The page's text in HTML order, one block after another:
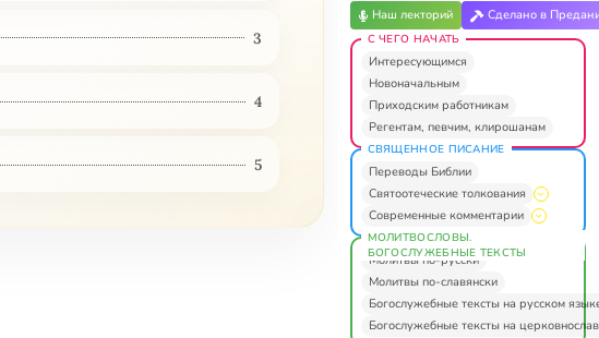
3
4
5
Наш лекторий Сделано в
С ЧЕГО НАЧАТЬ
Интересующимся
Новоначальным
Приходским работникам
Регентам, певчим, клирошанам
СВЯЩЕННОЕ ПИСАНИЕ
Переводы Библии
Святоотеческие толкования
Современные комментарии
МОЛИТВОСЛОВЫ.
БОГОСЛУЖЕБНЫЕ ТЕКСТЫ
Молитвы по-русски
Молитвы по-славянски
Богослужебные тексты на русском
Богослужебные тексты на